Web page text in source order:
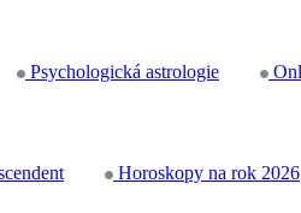
Psychologická astrologie
Horoskopy na rok 2026